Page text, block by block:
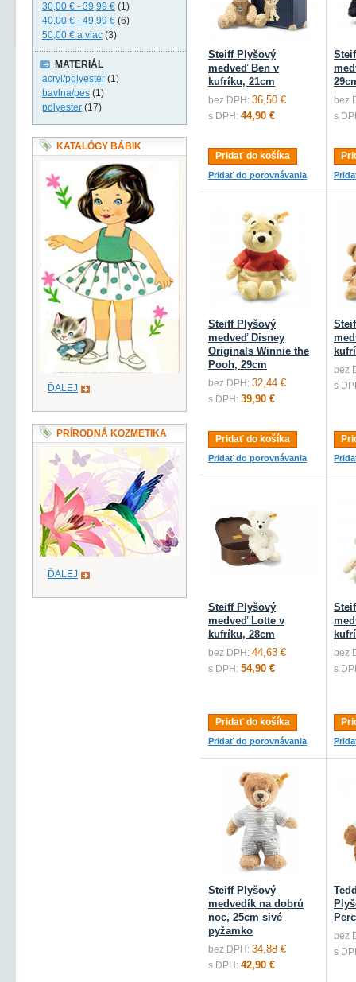
Steiff Plyšový
medveď Ben v
kufríku, 21cm
bez DPH: 36,50 €
s DPH: 44,90 €
Pridať do košíka
Pridať do porovnávania
bez
s
Steiff Plyšový
medveď Disney
Originals Winnie the
Pooh, 29cm
bez DPH: 32,44 €
s DPH: 39,90 €
Pridať do košíka
Pridať do porovnávania
bez
s
Steiff Plyšový
medveď Lotte v
kufríku, 28cm
bez DPH: 44,63 €
s DPH: 54,90 €
Pridať do košíka
Pridať do porovnávania
bez
s
Steiff Plyšový
medvedík na dobrú
noc, 25cm sivé
pyžamko
bez DPH: 34,88 €
s DPH: 42,90 €
bez
s
30,00 € - 39,99 € (1)
40,00 € - 49,99 € (6)
50,00 € a viac (3)
MATERIÁL
acryl/polyester (1)
bavlna/pes (1)
polyester (17)
KATALÓGY BÁBIK
ĎALEJ
PRÍRODNÁ KOZMETIKA
ĎALEJ